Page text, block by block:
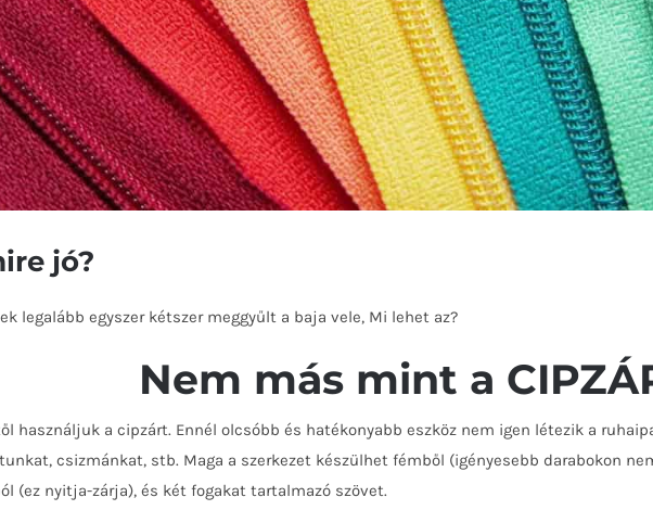
jó?
legalább egyszer kétszer meggyűlt a baja vele, Mi lehet az?
Nem más mint a
használjuk a cipzárt. Ennél olcsóbb és hatékonyabb eszköz nem igen létezik a
csizmánkat, stb. Maga a szerkezet készülhet fémből (igényesebb darabokon
(ez nyitja-zárja), és két fogakat tartalmazó szövet.